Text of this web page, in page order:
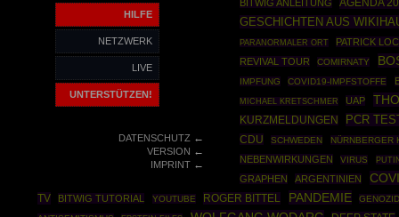
HILFE
NETZWERK
LIVE
UNTERSTÜTZEN!
DATENSCHUTZ←
VERSION ←
IMPRINT←
BITWIG ANLEITUNG
AGENDA
GESCHICHTEN AUS
PARANORMALER ORT PATRICK
REVIVAL TOUR
COMIRNATY
IMPFUNG
COVID19-IMPFSTOFFE
MICHAEL KRETSCHMER UAP
KURZMELDUNGEN
PCR
CDU SCHWEDEN NÜRNBERGER
NEBENWIRKUNGEN
VIRUS
GRAPHEN ARGENTINIEN
TV
BITWIG TUTORIAL YOUTUBE ROGER BITTEL PANDEMIE GENOZID